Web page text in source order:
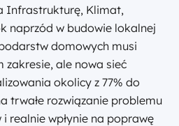
Infrastrukturę, Klimat,
naprzód w budowie lokalnej
domowych musi
zakresie, ale nowa sieć
okolicy z 77% do
trwałe rozwiązanie problemu
realnie wpłynie na poprawę